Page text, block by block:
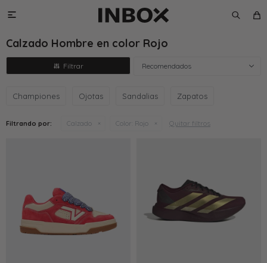

Calzado Hombre en color Rojo
Recomendados
Championes Ojotas Sandalias Zapatos
Filtrando por: Calzado Color: Rojo Quitar filtros